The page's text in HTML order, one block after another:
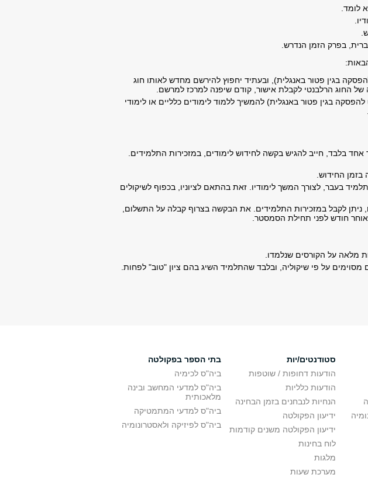
לומד.
בפרק הזמן הנדרש.
בגין פטור באנגלית), ובעתיד יחפוץ להירשם מחדש לאותו חוג
החוג הרלבנטי לקבלת אישור, קודם שיפנה למרכז למרשם.
בגין פטור באנגלית) להמשיך ללמוד לימודים כלליים או לימודי
בלבד, חייב להגיש בקשה לחידוש לימודים, במזכירות התלמידים.
החידוש.
בעבר, לצורך המשך לימודיו. זאת בהתאם לציוניו, בכפוף לשיקולים
לקבל במזכירות התלמידים. את הבקשה בצרוף קבלה על התשלום,
חודש לפני תחילת הסמסטר.
מלאה על הקורסים שנלמדו.
על פי שיקוליה, ובלבד שהתלמיד השיג בהם ציון "טוב" לפחות.
סטודנטים/יות
הודעות דחופות / שוטפות
הודעות כלליות
הנחיות לנבחנים בזמן הבחינה
ידיעון הפקולטה
ידיעון הפקולטה משנים קודמות
לוח בחינות
מלגות
מערכת שעות
בתי הספר בפקולטה
ביה"ס לכימיה
ביה"ס למדעי המחשב ובינה
מלאכותית
ביה"ס למדעי המתמטיקה
ביה"ס לפיזיקה ולאסטרונומיה